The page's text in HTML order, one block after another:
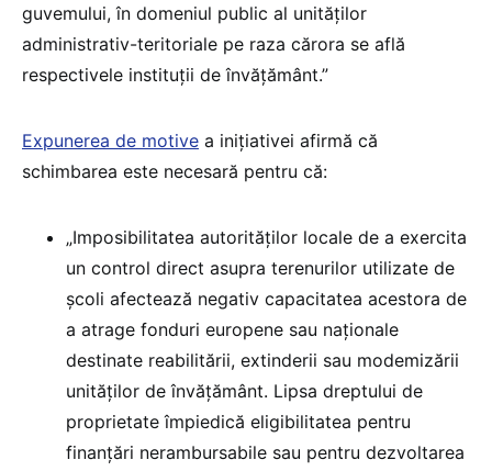
guvemului, în domeniul public al unităţilor
administrativ-teritoriale pe raza cărora se află
respectivele instituţii de învăţământ.”
Expunerea de motive a inițiativei afirmă că
schimbarea este necesară pentru că:
„Imposibilitatea autorităţilor locale de a exercita
un control direct asupra terenurilor utilizate de
şcoli afectează negativ capacitatea acestora de
a atrage fonduri europene sau naţionale
destinate reabilitării, extinderii sau modemizării
unităţilor de învăţământ. Lipsa dreptului de
proprietate împiedică eligibilitatea pentru
finanţări nerambursabile sau pentru dezvoltarea